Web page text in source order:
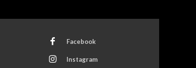
Facebook
Instagram